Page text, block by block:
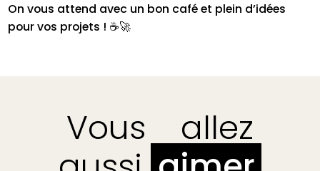
On vous attend avec un bon café et plein d’idées
pour vos projets ! ☕🚀
Vous
allez